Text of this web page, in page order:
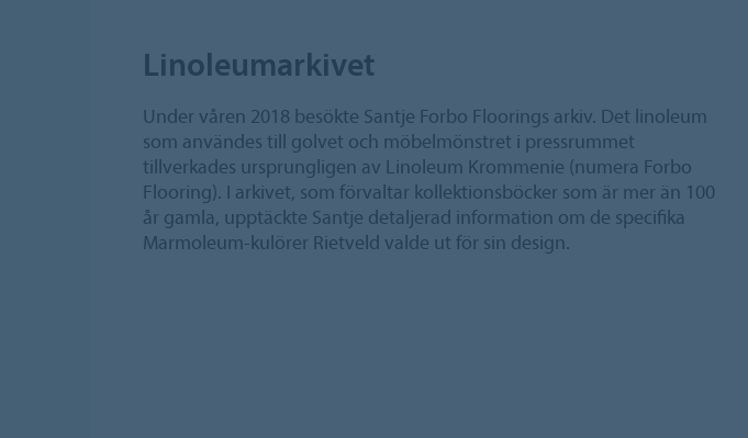
Linoleumarkivet
Under våren 2018 besökte Santje Forbo Floorings arkiv. Det linoleum
som användes till golvet och möbelmönstret i pressrummet
tillverkades ursprungligen av Linoleum Krommenie (numera Forbo
Flooring). I arkivet, som förvaltar kollektionsböcker som är mer än 100
år gamla, upptäckte Santje detaljerad information om de specifika
Marmoleum-kulörer Rietveld valde ut för sin design.